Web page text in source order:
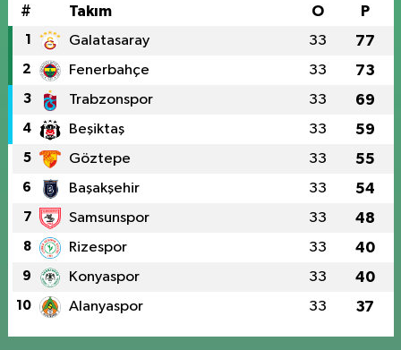
# Takım O P
1 Galatasaray 33 77
2 Fenerbahçe 33 73
3 Trabzonspor 33 69
4 Beşiktaş 33 59
5 Göztepe 33 55
6 Başakşehir 33 54
7 Samsunspor 33 48
8 Rizespor 33 40
9 Konyaspor 33 40
10 Alanyaspor 33 37